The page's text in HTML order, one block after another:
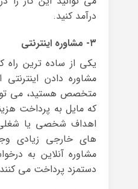
درآمد کنید.
۳- مشاوره اینترنتی
یکی از ساده ترین راه
مشاوره دادن
متخصص هستید، می
که مایل به پرداخت
اهداف شخصی یا
های خارجی زیادی
مشاوره آنلاین به
دستمزد پرداخت می